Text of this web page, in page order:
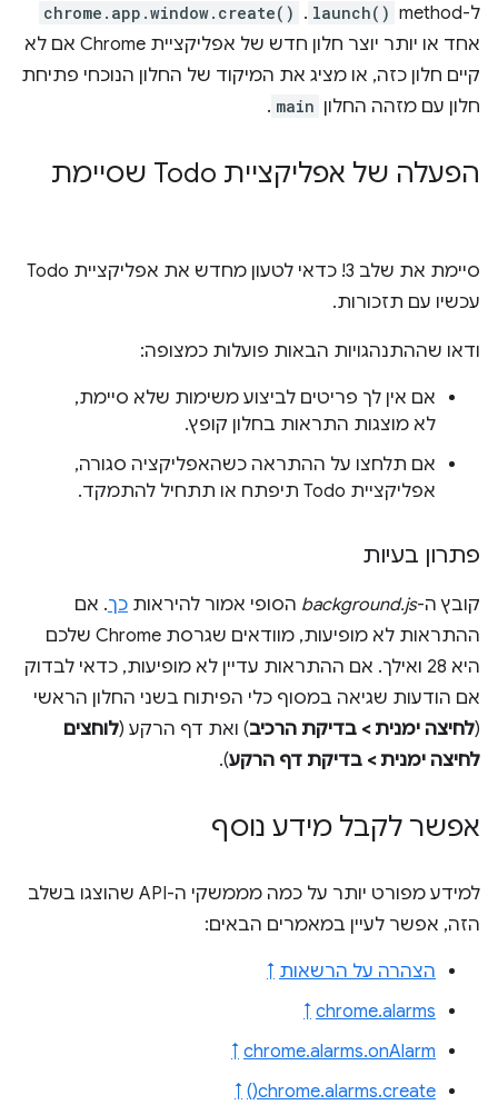
ל-method
launch()
.
chrome.app.window.create()
אחד או יותר יוצר חלון חדש של אפליקציית Chrome אם לא
קיים חלון כזה, או מציג את המיקוד של החלון הנוכחי פתיחת
חלון עם מזהה החלון main
.
הפעלה של אפליקציית Todo שסיימת
סיימת את שלב 3! כדאי לטעון מחדש את אפליקציית Todo
עכשיו עם תזכורות.
ודאו שההתנהגויות הבאות פועלות כמצופה:
אם אין לך פריטים לביצוע משימות שלא סיימת,
לא מוצגות התראות בחלון קופץ.
אם תלחצו על ההתראה כשהאפליקציה סגורה,
אפליקציית Todo תיפתח או תתחיל להתמקד.
פתרון בעיות
קובץ ה-background.js הסופי אמור להיראות כך. אם
ההתראות לא מופיעות, מוודאים שגרסת Chrome שלכם
היא 28 ואילך. אם ההתראות עדיין לא מופיעות, כדאי לבדוק
אם הודעות שגיאה במסוף כלי הפיתוח בשני החלון הראשי
(לחיצה ימנית > בדיקת הרכיב) ואת דף הרקע (לוחצים
לחיצה ימנית > בדיקת דף הרקע).
אפשר לקבל מידע נוסף
למידע מפורט יותר על כמה מממשקי ה-API שהוצגו בשלב
הזה, אפשר לעיין במאמרים הבאים:
הצהרה על הרשאות ↑
chrome.alarms
↑
chrome.alarms.onAlarm
↑
chrome.alarms.create()
↑